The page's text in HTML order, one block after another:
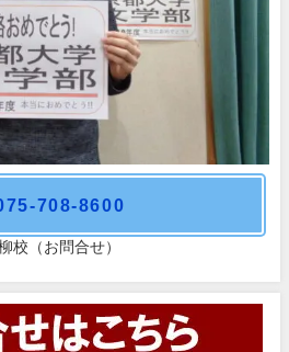
708-8600
校（お問合せ）